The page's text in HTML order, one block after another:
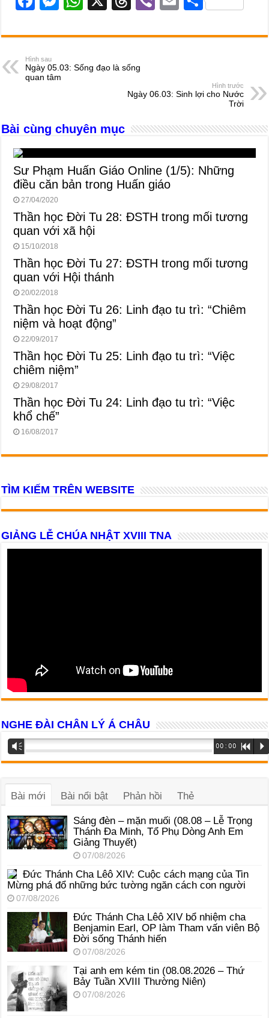
c
e
b
k
ss
n
at
s
A
e
d
s
er ail ar
Hình sau
Ngày 05.03: Sống đạo là sống
quan tâm
Hình trước
Ngày 06.03: Sinh lợi cho Nước
Trời
Bài cùng chuyên mục
Sư Phạm Huấn Giáo Online (1/5): Những
điều căn bản trong Huấn giáo
27/04/2020
Thần học Đời Tu 28: ĐSTH trong mối tương
quan với xã hội
15/10/2018
Thần học Đời Tu 27: ĐSTH trong mối tương
quan với Hội thánh
20/02/2018
Thần học Đời Tu 26: Linh đạo tu trì: “Chiêm
niệm và hoạt động”
22/09/2017
Thần học Đời Tu 25: Linh đạo tu trì: “Việc
chiêm niệm”
29/08/2017
Thần học Đời Tu 24: Linh đạo tu trì: “Việc
khổ chế”
16/08/2017
TÌM KIẾM TRÊN WEBSITE
GIẢNG LỄ CHÚA NHẬT XVIII TNA
NGHE ĐÀI CHÂN LÝ Á CHÂU
Trình
phát
âm
Vm 00:00 R P
Bài mới Bài nổi bật Phản hồi Thẻ
Sáng đèn – mặn muối (08.08 – Lễ Trọng
Thánh Đa Minh, Tổ Phụ Dòng Anh Em
Giảng Thuyết)
07/08/2026
Đức Thánh Cha Lêô XIV: Cuộc cách mạng của Tin
Mừng phá đổ những bức tường ngăn cách con người
07/08/2026
Đức Thánh Cha Lêô XIV bổ nhiệm cha
Benjamin Earl, OP làm Tham vấn viên Bộ
Đời sống Thánh hiến
07/08/2026
Tại anh em kém tin (08.08.2026 – Thứ
Bảy Tuần XVIII Thường Niên)
07/08/2026